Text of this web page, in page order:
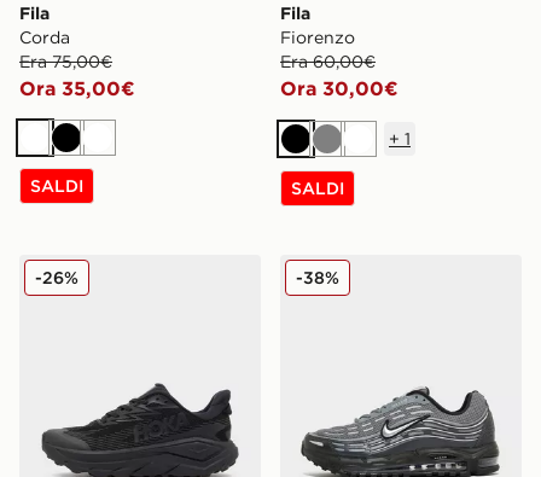
Fila
Corda
Era 75,00€
Ora 35,00€
Bianco
NeroBianco
SALDI
Fila
Fiorenzo
Era 60,00€
Ora 30,00€
NeroGrigioBianco
+ 1
SALDI
HOKA Challenger 8 GORE-TEX
-26% Nike Air Max TL 2.5
-38%